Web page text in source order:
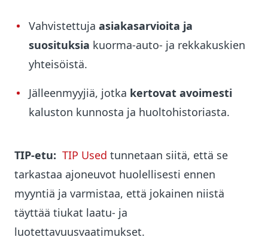
Vahvistettuja asiakasarvioita ja
suosituksia kuorma-auto- ja rekkakuskien
yhteisöistä.
Jälleenmyyjiä, jotka kertovat avoimesti
kaluston kunnosta ja huoltohistoriasta.
TIP-etu: TIP Used tunnetaan siitä, että se
tarkastaa ajoneuvot huolellisesti ennen
myyntiä ja varmistaa, että jokainen niistä
täyttää tiukat laatu- ja
luotettavuusvaatimukset.